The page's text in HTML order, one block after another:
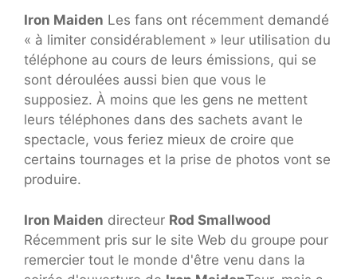
Iron Maiden Les fans ont récemment demandé
« à limiter considérablement » leur utilisation du
téléphone au cours de leurs émissions, qui se
sont déroulées aussi bien que vous le
supposiez. À moins que les gens ne mettent
leurs téléphones dans des sachets avant le
spectacle, vous feriez mieux de croire que
certains tournages et la prise de photos vont se
produire.
Iron Maiden directeur Rod Smallwood
Récemment pris sur le site Web du groupe pour
remercier tout le monde d'être venu dans la